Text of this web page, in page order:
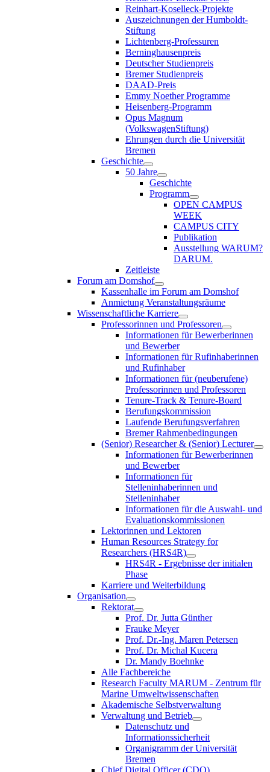
Reinhart-Koselleck-Projekte
Auszeichnungen der Humboldt-
Stiftung
Lichtenberg-Professuren
Berninghausenpreis
Deutscher Studienpreis
Bremer Studienpreis
DAAD-Preis
Emmy Noether Programme
Heisenberg-Programm
Opus Magnum
(VolkswagenStiftung)
Ehrungen durch die Universität
Bremen
Geschichte
50 Jahre
Geschichte
Programm
OPEN CAMPUS
WEEK
CAMPUS CITY
Publikation
Ausstellung WARUM?
DARUM.
Zeitleiste
Forum am Domshof
Kassenhalle im Forum am Domshof
Anmietung Veranstaltungsräume
Wissenschaftliche Karriere
Professorinnen und Professoren
Informationen für Bewerberinnen
und Bewerber
Informationen für Rufinhaberinnen
und Rufinhaber
Informationen für (neuberufene)
Professorinnen und Professoren
Tenure-Track & Tenure-Board
Berufungskommission
Laufende Berufungsverfahren
Bremer Rahmenbedingungen
(Senior) Researcher & (Senior) Lecturer
Informationen für Bewerberinnen
und Bewerber
Informationen für
Stelleninhaberinnen und
Stelleninhaber
Informationen für die Auswahl- und
Evaluationskommissionen
Lektorinnen und Lektoren
Human Resources Strategy for
Researchers (HRS4R)
HRS4R - Ergebnisse der initialen
Phase
Karriere und Weiterbildung
Organisation
Rektorat
Prof. Dr. Jutta Günther
Frauke Meyer
Prof. Dr.-Ing. Maren Petersen
Prof. Dr. Michal Kucera
Dr. Mandy Boehnke
Alle Fachbereiche
Research Faculty MARUM - Zentrum für
Marine Umweltwissenschaften
Akademische Selbstverwaltung
Verwaltung und Betrieb
Datenschutz und
Informationssicherheit
Organigramm der Universität
Bremen
Chief Digital Officer (CDO)